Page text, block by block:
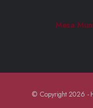
Mesa
© Copyright 2026 -